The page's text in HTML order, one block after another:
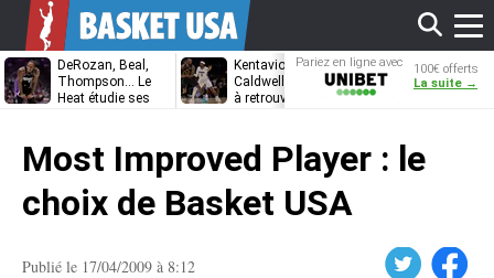
DeRozan, Beal,
Thompson… Le
Heat étudie ses
Kentavious
Caldwell-Pope prêt
à retrouver LeBron
Jonathan
Kuminga, le
Pariez en ligne avec
Unibet
100€ offerts
La suite →
Most Improved Player : le
choix de Basket USA
Publié le 17/04/2009 à 8:12 Facebook